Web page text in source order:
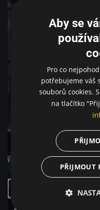
Aby se
Pro co
potřebujeme váš
souborů cookies.
na tlačítko
PŘIJMOUT